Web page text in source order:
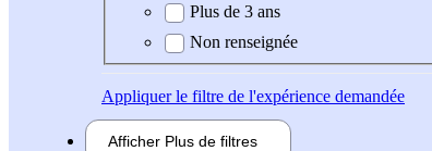
Plus de 3 ans
Non renseignée
Appliquerle filtre de l'expérience demandée
Afficher Plus de filtres